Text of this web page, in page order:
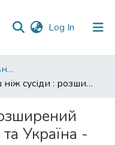
Log In (current)
006. Факультет соціальних наук і соціальних технологій
Більш ніж сусіди : розширений Європейський Союз та Україна - нові відносини
Україна -